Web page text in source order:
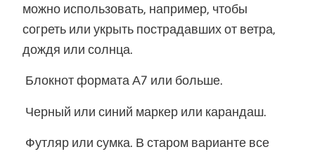
можно использовать, например, чтобы
согреть или укрыть пострадавших от ветра,
дождя или солнца.
Блокнот формата А7 или больше.
Черный или синий маркер или карандаш.
Футляр или сумка. В старом варианте все